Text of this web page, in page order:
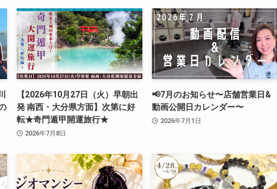
【2026年10月27日（火）早朝出
発 南西・大分県方面】次第に好
転★奇門遁甲開運旅行★
2026年7月8日
📢7月のお知らせ〜店舗営業日&
動画公開日カレンダー〜
2026年7月1日